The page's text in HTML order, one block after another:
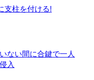
支柱を付ける!
ない間に合鍵で一人
入